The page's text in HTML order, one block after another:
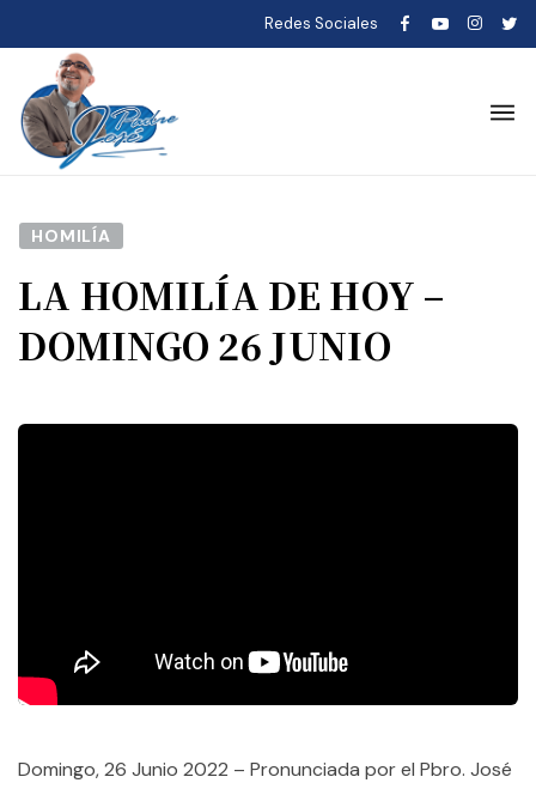
Redes Sociales
HOMILÍA
LA HOMILÍA DE HOY –
DOMINGO 26 JUNIO
Domingo, 26 Junio 2022 – Pronunciada por el Pbro. José